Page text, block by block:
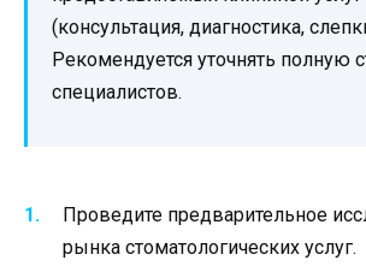
(консультация, диагностика,
Рекомендуется уточнять полную
специалистов.
Проведите предварительное
рынка стоматологических услуг.